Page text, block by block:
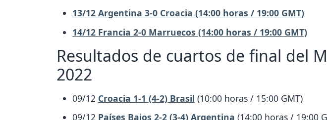
13/12 Argentina 3-0 Croacia (14:00 horas / 19:00 GMT)
14/12 Francia 2-0 Marruecos (14:00 horas / 19:00 GMT)
Resultados de cuartos de final del
2022
09/12 Croacia 1-1 (4-2) Brasil (10:00 horas / 15:00 GMT)
09/12 Países Bajos 2-2 (3-4) Argentina (14:00 horas / 19:00